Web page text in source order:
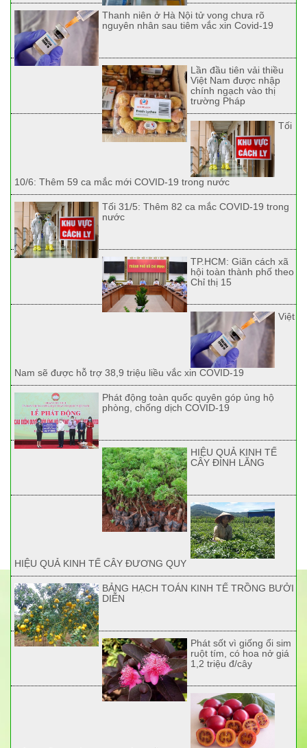
Thanh niên ở Hà Nội tử vong chưa rõ
nguyên nhân sau tiêm vắc xin Covid-19
Lần đầu tiên vải thiều
Việt Nam được nhập
chính ngạch vào thị
trường Pháp
Tối
10/6: Thêm 59 ca mắc mới COVID-19 trong nước
Tối 31/5: Thêm 82 ca mắc COVID-19 trong
nước
TP.HCM: Giãn cách xã
hội toàn thành phố theo
Chỉ thị 15
Việt
Nam sẽ được hỗ trợ 38,9 triệu liều vắc xin COVID-19
Phát động toàn quốc quyên góp ủng hộ
phòng, chống dịch COVID-19
HIỆU QUẢ KINH TẾ
CÂY ĐINH LĂNG
HIỆU QUẢ KINH TẾ CÂY ĐƯƠNG QUY
BẢNG HẠCH TOÁN KINH TẾ TRỒNG BƯỞI
DIỄN
Phát sốt vì giống ổi sim
ruột tím, có hoa nở giá
1,2 triệu đ/cây